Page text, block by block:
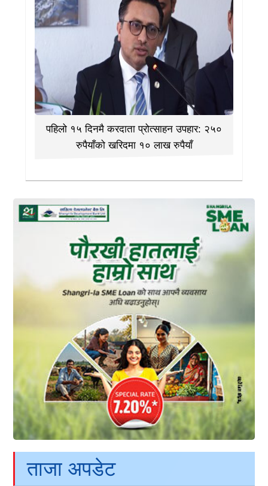
पहिलो १५ दिनमै करदाता प्रोत्साहन उपहार: २५०
रुपैयाँको खरिदमा १० लाख रुपैयाँ
ताजा अपडेट